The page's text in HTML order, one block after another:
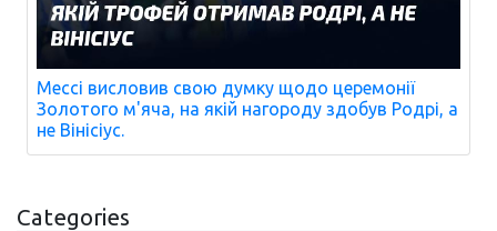
Мессі висловив свою думку щодо церемонії
Золотого м'яча, на якій нагороду здобув Родрі, а
не Вінісіус.
Categories